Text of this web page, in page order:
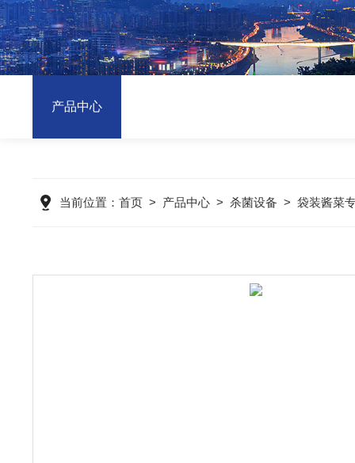
产品中心
当前位置： 首页> 产品中心> 杀菌设备 > 袋装酱菜